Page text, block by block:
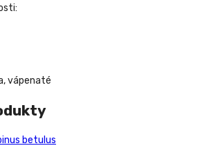
vápenaté